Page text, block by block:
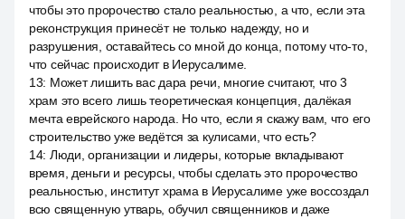
чтобы это пророчество стало реальностью, а что, если эта
реконструкция принесёт не только надежду, но и
разрушения, оставайтесь со мной до конца, потому что-то,
что сейчас происходит в Иерусалиме.
13: Может лишить вас дара речи, многие считают, что 3
храм это всего лишь теоретическая концепция, далёкая
мечта еврейского народа. Но что, если я скажу вам, что его
строительство уже ведётся за кулисами, что есть?
14: Люди, организации и лидеры, которые вкладывают
время, деньги и ресурсы, чтобы сделать это пророчество
реальностью, институт храма в Иерусалиме уже воссоздал
всю священную утварь, обучил священников и даже